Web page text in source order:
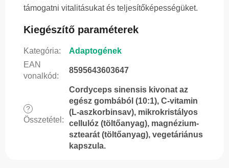
támogatni vitalitásukat és teljesítőképességüket.
Kiegészítő paraméterek
Kategória:
Adaptogének
EAN
vonalkód:
8595643603647
?
Összetétel :
Cordyceps sinensis kivonat az
egész gombából (10:1), C-vitamin
(L-aszkorbinsav), mikrokristályos
cellulóz (töltőanyag), magnézium-
sztearát (töltőanyag), vegetáriánus
kapszula.